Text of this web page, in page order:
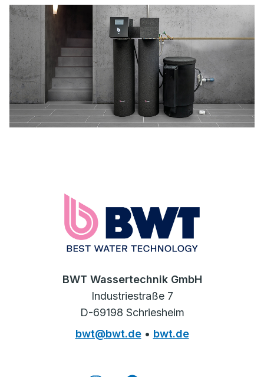
BWT Wassertechnik GmbH
Industriestraße 7
D-69198 Schriesheim
bwt@bwt.de• bwt.de